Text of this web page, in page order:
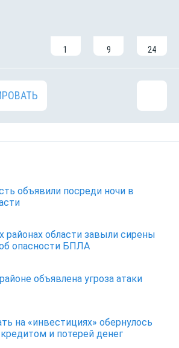
1 9 24
объявили посреди ночи в
районах области завыли сирены
опасности БПЛА
объявлена угроза атаки
на «инвестициях» обернулось
и потерей денег